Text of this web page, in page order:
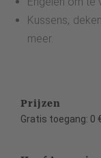
Kussens,
meer.
Prijzen
Gratis toegang: 0